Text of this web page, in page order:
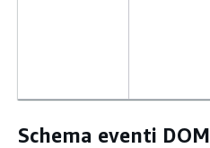
Schema eventi DOM